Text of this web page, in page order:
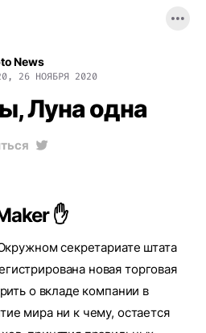
News
26 НОЯБРЯ 2020
Луна одна
✋
секретариате штата
новая торговая
о вкладе компании в
мира ни к чему, остается